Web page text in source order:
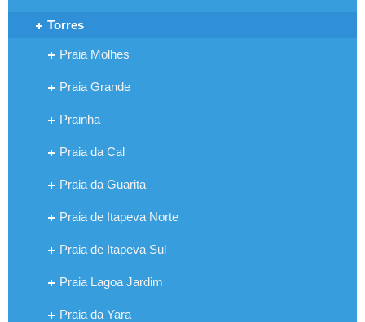
Torres
Praia Molhes
Praia Grande
Prainha
Praia da Cal
Praia da Guarita
Praia de Itapeva Norte
Praia de Itapeva Sul
Praia Lagoa Jardim
Praia da Yara